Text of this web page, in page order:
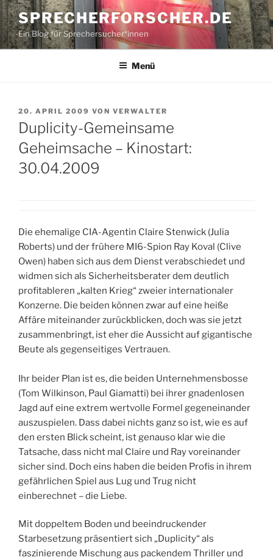
Zum
Inhalt
springen
SPRECHERFORSCHER.DE
Ein Blog für Sprechersucher*innen
Menü
VERÖFFENTLICHT
AM
20. APRIL 2009 VON VERWALTER
Duplicity-Gemeinsame
Geheimsache – Kinostart:
30.04.2009
Die ehemalige CIA-Agentin Claire Stenwick (Julia
Roberts) und der frühere MI6-Spion Ray Koval (Clive
Owen) haben sich aus dem Dienst verabschiedet und
widmen sich als Sicherheitsberater dem deutlich
profitableren „kalten Krieg“ zweier internationaler
Konzerne. Die beiden können zwar auf eine heiße
Affäre miteinander zurückblicken, doch was sie jetzt
zusammenbringt, ist eher die Aussicht auf gigantische
Beute als gegenseitiges Vertrauen.
Ihr beider Plan ist es, die beiden Unternehmensbosse
(Tom Wilkinson, Paul Giamatti) bei ihrer gnadenlosen
Jagd auf eine extrem wertvolle Formel gegeneinander
auszuspielen. Dass dabei nichts ganz so ist, wie es auf
den ersten Blick scheint, ist genauso klar wie die
Tatsache, dass nicht mal Claire und Ray voreinander
sicher sind. Doch eins haben die beiden Profis in ihrem
gefährlichen Spiel aus Lug und Trug nicht
einberechnet – die Liebe.
Mit doppeltem Boden und beeindruckender
Starbesetzung präsentiert sich „Duplicity“ als
faszinierende Mischung aus packendem Thriller und